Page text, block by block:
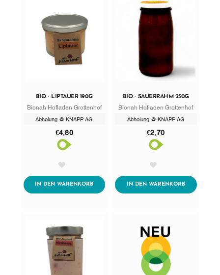
BIO - LIPTAUER 190G
Bionah Hofladen Grottenhof
Abholung @ KNAPP AG
€4,80
IN DEN WARENKORBADDTOCART
BIO - SAUERRAHM 250G
Bionah Hofladen Grottenhof
Abholung @ KNAPP AG
€2,70
IN DEN WARENKORBADDTOCART